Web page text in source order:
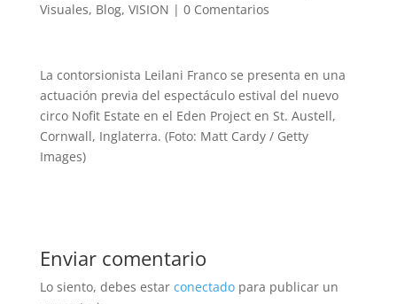
Visuales, Blog, VISION | 0 Comentarios
La contorsionista Leilani Franco se presenta en una
actuación previa del espectáculo estival del nuevo
circo Nofit Estate en el Eden Project en St. Austell,
Cornwall, Inglaterra. (Foto: Matt Cardy / Getty
Images)
Enviar comentario
Lo siento, debes estar conectadopara publicar un